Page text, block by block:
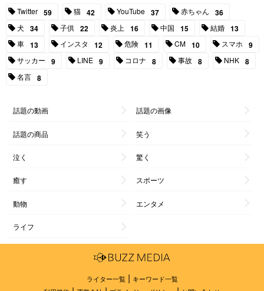
Twitter 59 猫 42 YouTube 37 赤ちゃん 36
犬 34 子供 22 炎上 16 中国 15 結婚 13
車 13 インスタ 12 危険 11 CM 10 スマホ 9
サッカー 9 LINE 9 コロナ 8 事故 8 NHK 8
名言 8
話題の動画 話題の画像
話題の商品 笑う
泣く 驚く
癒す スポーツ
動物 エンタメ
ライフ
ライター一覧| キーワード一覧